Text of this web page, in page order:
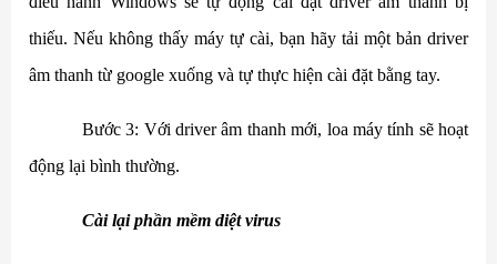
thiếu. Nếu không thấy máy tự cài, bạn hãy tải một bản driver
âm thanh từ google xuống và tự thực hiện cài đặt bằng tay.
Bước 3: Với driver âm thanh mới, loa máy tính sẽ hoạt
động lại bình thường.
Cài lại phần mềm diệt virus